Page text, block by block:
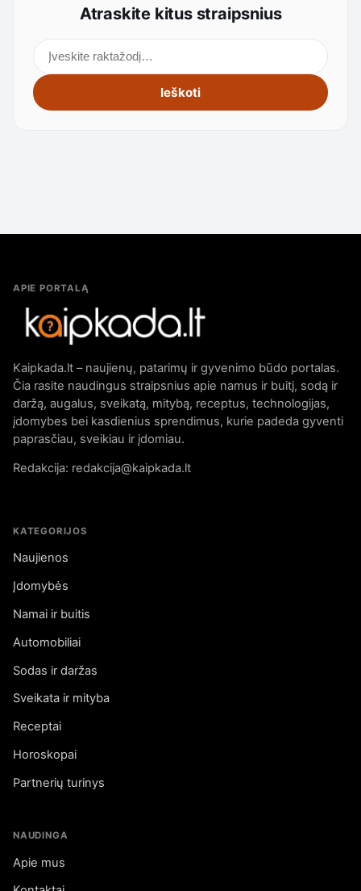
Atraskite kitus straipsnius
Ieškoti
APIE PORTALĄ
Kaipkada.lt – naujienų, patarimų ir gyvenimo būdo portalas.
Čia rasite naudingus straipsnius apie namus ir buitį, sodą ir
daržą, augalus, sveikatą, mitybą, receptus, technologijas,
įdomybes bei kasdienius sprendimus, kurie padeda gyventi
paprasčiau, sveikiau ir įdomiau.
Redakcija: redakcija@kaipkada.lt
KATEGORIJOS
Naujienos
Įdomybės
Namai ir buitis
Automobiliai
Sodas ir daržas
Sveikata ir mityba
Receptai
Horoskopai
Partnerių turinys
NAUDINGA
Apie mus